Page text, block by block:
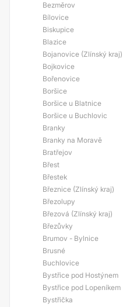
Bezměrov
Bílovice
Biskupice
Blazice
Bojanovice (Zlínský kraj)
Bojkovice
Bořenovice
Boršice
Boršice u Blatnice
Boršice u Buchlovic
Branky
Branky na Moravě
Bratřejov
Břest
Břestek
Březnice (Zlínský kraj)
Březolupy
Březová (Zlínský kraj)
Březůvky
Brumov - Bylnice
Brusné
Buchlovice
Bystřice pod Hostýnem
Bystřice pod Lopeníkem
Bystřička